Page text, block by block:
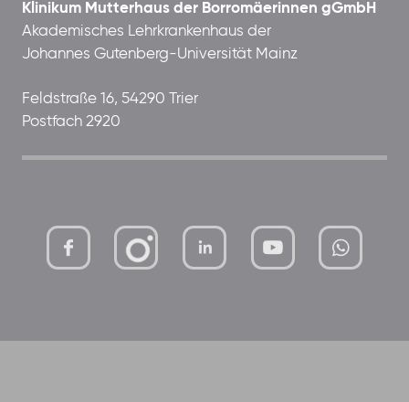
Klinikum Mutterhaus der Borromäerinnen gGmbH
Akademisches Lehrkrankenhaus der
Johannes Gutenberg-Universität Mainz
Feldstraße 16, 54290 Trier
Postfach 2920
mutterhaus-xMBTtqOwC1KKBww